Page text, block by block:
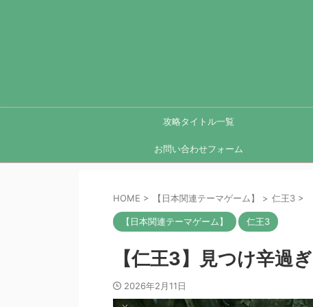
攻略タイトル一覧
お問い合わせフォーム
HOME > 【日本関連テーマゲーム】 > 仁王3 >
【日本関連テーマゲーム】 仁王3
【仁王3】見つけ辛過
2026年2月11日